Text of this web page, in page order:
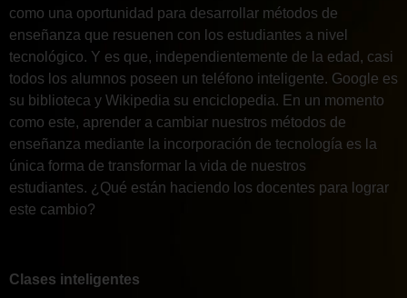
como una oportunidad para desarrollar métodos de
enseñanza que resuenen con los estudiantes a nivel
tecnológico. Y es que, independientemente de la edad, casi
todos los alumnos poseen un teléfono inteligente. Google es
su biblioteca y Wikipedia su enciclopedia. En un momento
como este, aprender a cambiar nuestros métodos de
enseñanza mediante la incorporación de tecnología es la
única forma de transformar la vida de nuestros
estudiantes. ¿Qué están haciendo los docentes para lograr
este cambio?
Clases inteligentes